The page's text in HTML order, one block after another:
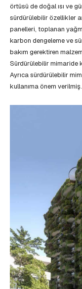
örtüsü de doğal ısı ve
sürdürülebilir özellikler
panelleri, toplanan
karbon dengeleme ve
bakım gerektiren
Sürdürülebilir mimaride
Ayrıca sürdürülebilir
kullanıma önem verilmiş.